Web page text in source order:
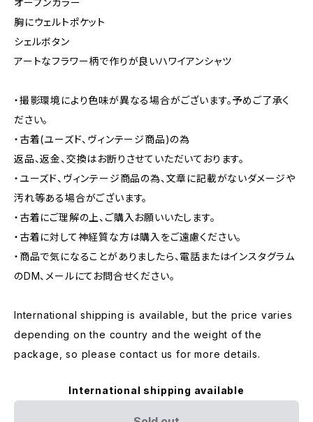
オープンカラー
胸にウェルトポケット
シェルボタン
アートなフラワー柄で作りが良いハワイアンシャツ
・撮影環境により色味が異なる場合がございます。予めご了承く
ださい。
・古着(ユーズド、ヴィンテージ商品)の為
返品、返金、交換はお断りさせていただいております。
・ユーズド、ヴィンテージ商品の為、文章に記載がないダメージや
汚れ等ある場合がございます。
・古着にご理解の上、ご購入お願いいたします。
・古着に対して神経質な方は購入をご遠慮ください。
・商品で気になることがありましたら、電話またはインスタグラム
のDM、メールにてお問合せください。
International shipping is available, but the price varies
depending on the country and the weight of the
package, so please contact us for more details.
International shipping available